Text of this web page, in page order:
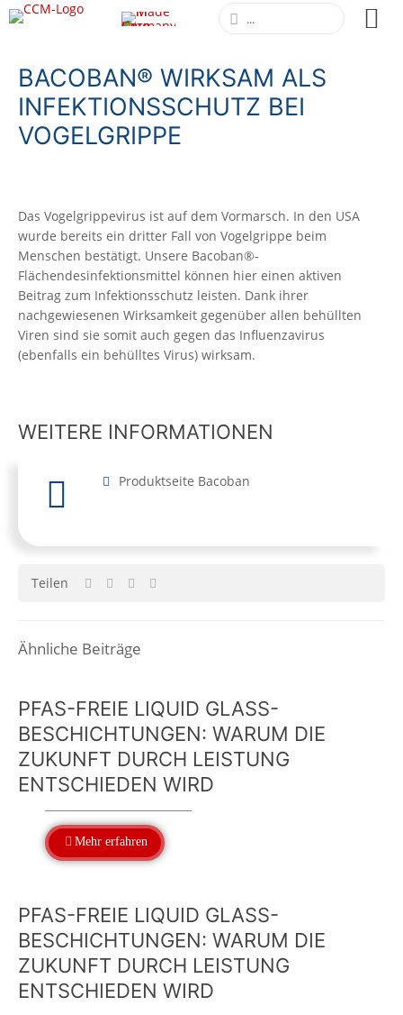
BACOBAN® WIRKSAM ALS
INFEKTIONSSCHUTZ BEI
VOGELGRIPPE
Das Vogelgrippevirus ist auf dem Vormarsch. In den USA
wurde bereits ein dritter Fall von Vogelgrippe beim
Menschen bestätigt. Unsere Bacoban®-
Flächendesinfektionsmittel können hier einen aktiven
Beitrag zum Infektionsschutz leisten. Dank ihrer
nachgewiesenen Wirksamkeit gegenüber allen behüllten
Viren sind sie somit auch gegen das Influenzavirus
(ebenfalls ein behülltes Virus) wirksam.
WEITERE INFORMATIONEN
Produktseite Bacoban
Teilen
Ähnliche Beiträge
PFAS-FREIE LIQUID GLASS-
BESCHICHTUNGEN: WARUM DIE
ZUKUNFT DURCH LEISTUNG
ENTSCHIEDEN WIRD
Mehr erfahren
PFAS-FREIE LIQUID GLASS-
BESCHICHTUNGEN: WARUM DIE
ZUKUNFT DURCH LEISTUNG
ENTSCHIEDEN WIRD